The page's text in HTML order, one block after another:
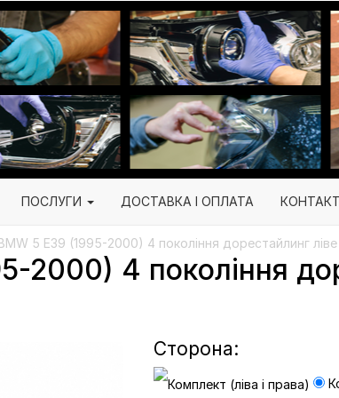
5 E39 (1995-2000) 4 покоління дорестайлинг ліве
4 покоління
Сторона:
ПОСЛУГИ ДОСТАВКА І ОПЛАТА